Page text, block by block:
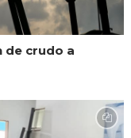
de crudo a